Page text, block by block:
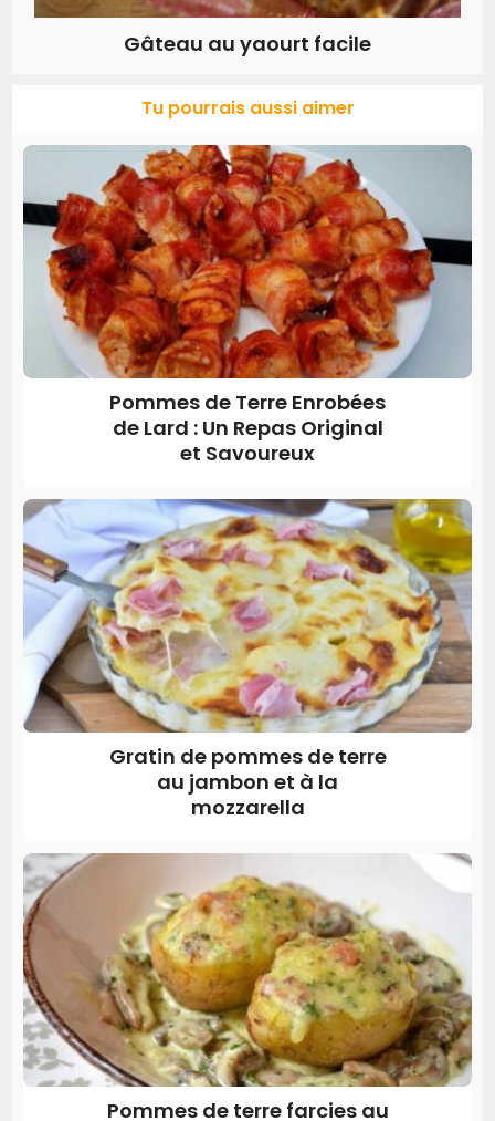
Gâteau au yaourt facile
Tu pourrais aussi aimer
Pommes de Terre Enrobées
de Lard : Un Repas Original
et Savoureux
Gratin de pommes de terre
au jambon et à la
mozzarella
Pommes de terre farcies au